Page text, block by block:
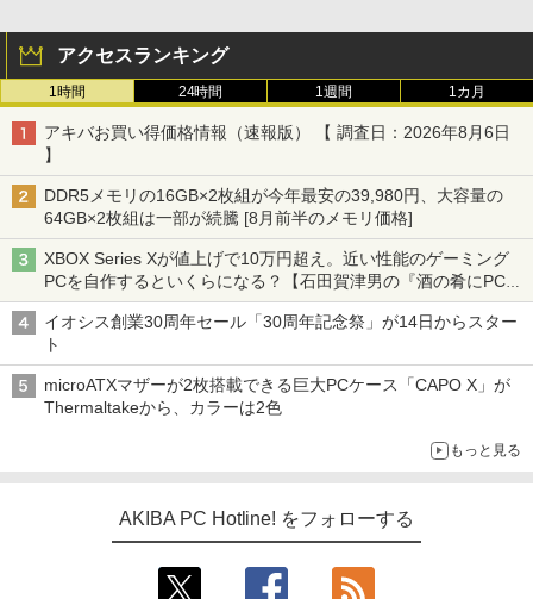
アクセスランキング
1時間 24時間 1週間 1カ月
アキバお買い得価格情報（速報版） 【 調査日：2026年8月6日
】
DDR5メモリの16GB×2枚組が今年最安の39,980円、大容量の
64GB×2枚組は一部が続騰 [8月前半のメモリ価格]
XBOX Series Xが値上げで10万円超え。近い性能のゲーミング
PCを自作するといくらになる？【石田賀津男の『酒の肴にPCゲ
ーム』】
イオシス創業30周年セール「30周年記念祭」が14日からスター
ト
microATXマザーが2枚搭載できる巨大PCケース「CAPO X」が
Thermaltakeから、カラーは2色
もっと見る
AKIBA PC Hotline! をフォローする